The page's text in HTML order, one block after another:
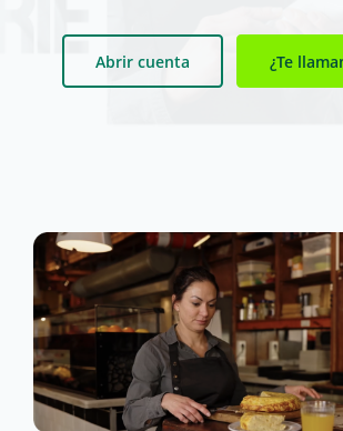
Abrir cuenta ¿Te